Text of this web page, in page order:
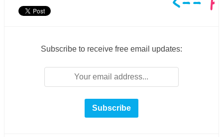
Subscribe to receive free email updates: